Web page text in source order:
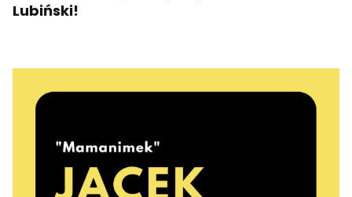
Lubiński!